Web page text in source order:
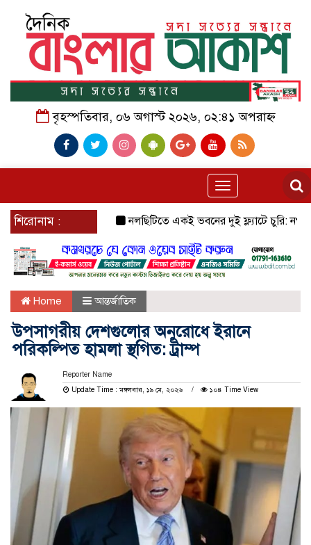
বৃহস্পতিবার, ০৬ অগাস্ট ২০২৬, ০২:৪১ অপরাহ্ন
Toggle
navigation
শিরোনাম : নলছিটিতে একই ভবনের দুই ফ্ল্যাটে চুরি: নগদ টাকা
Home আন্তর্জাতিক
উপসাগরীয় দেশগুলোর অনুরোধে ইরানে
পরিকল্পিত হামলা স্থগিত: ট্রাম্প
Reporter Name
Update Time : মঙ্গলবার, ১৯ মে, ২০২৬
১০৪ Time View